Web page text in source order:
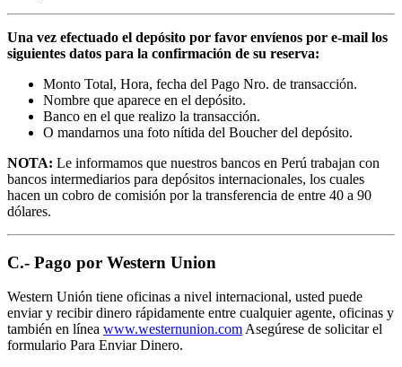
Una vez efectuado el depósito por favor envíenos por e-mail los
siguientes datos para la confirmación de su reserva:
Monto Total, Hora, fecha del Pago Nro. de transacción.
Nombre que aparece en el depósito.
Banco en el que realizo la transacción.
O mandarnos una foto nítida del Boucher del depósito.
NOTA: Le informamos que nuestros bancos en Perú trabajan con
bancos intermediarios para depósitos internacionales, los cuales
hacen un cobro de comisión por la transferencia de entre 40 a 90
dólares.
C.- Pago por Western Union
Western Unión tiene oficinas a nivel internacional, usted puede
enviar y recibir dinero rápidamente entre cualquier agente, oficinas y
también en línea www.westernunion.com Asegúrese de solicitar el
formulario Para Enviar Dinero.